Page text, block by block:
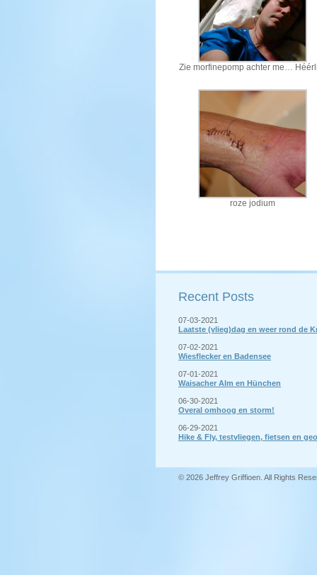
Zie morfinepomp achter me…
roze jodium
Recent Posts
07-03-2021
Laatste (vlieg)dag en weer rond de
07-02-2021
Wiesflecker en Badensee
07-01-2021
Waisacher Alm en Hünchen
06-30-2021
Overal omhoog en storm!
06-29-2021
Hike & Fly, testvliegen, fietsen en
© 2026 Jeffrey Griffioen. All Rights